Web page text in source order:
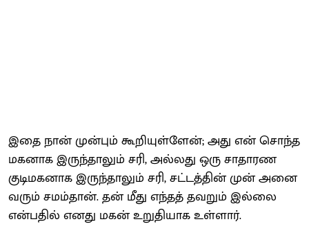
இதை நான் முன்​பும் கூறி​யுள்​ளேன்; அது என் சொந்த
மகனாக இருந்​தா​லும் சரி, அல்​லது ஒரு சாதாரண
குடிமக​னாக இருந்தாலும் சரி, சட்​டத்​தின் முன் அனை​
வரும் சமம்​தான். தன் மீது எந்​தத் தவறும் இல்லை
என்​ப​தில் எனது மகன் உறு​தி​யாக உள்ளார்.